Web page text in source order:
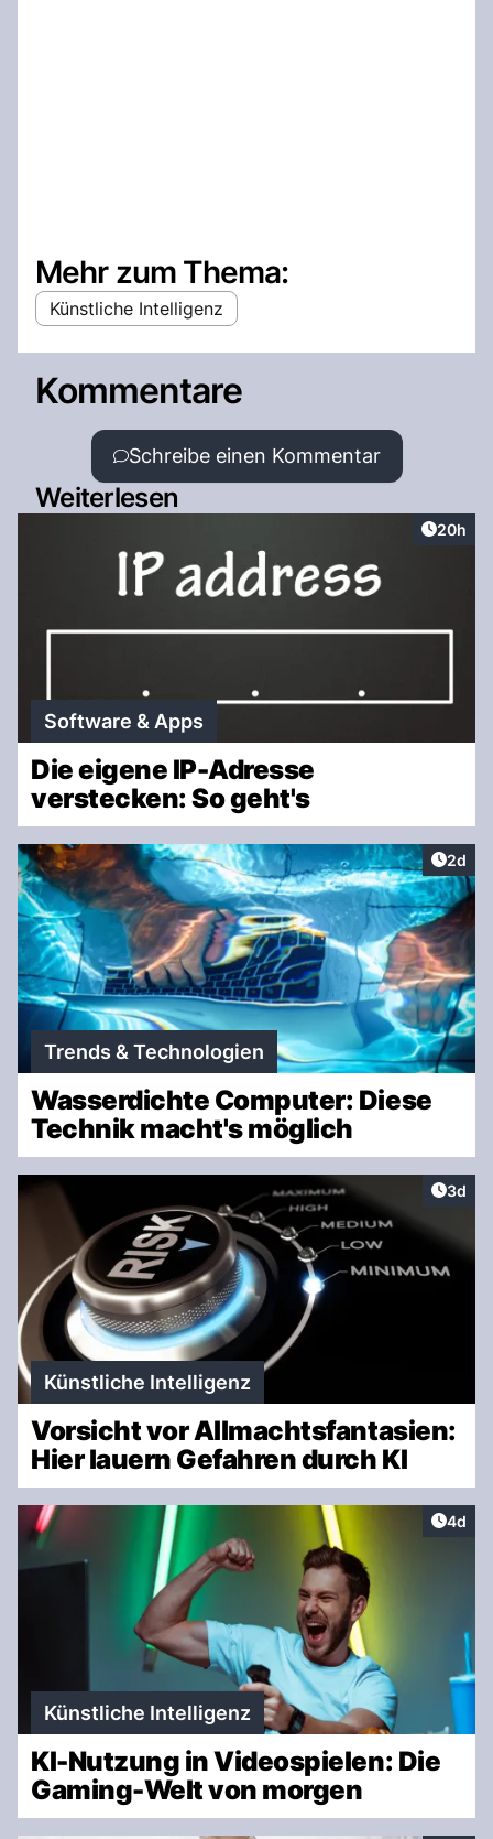
Mehr zum Thema:
Künstliche Intelligenz
Kommentare
Schreibe einen Kommentar
Weiterlesen
Artikel
20h
Software & Apps
Die eigene IP-Adresse
verstecken: So geht's
2d
Trends & Technologien
Wasserdichte Computer: Diese
Technik macht's möglich
3d
Künstliche Intelligenz
Vorsicht vor Allmachtsfantasien:
Hier lauern Gefahren durch KI
4d
Künstliche Intelligenz
KI-Nutzung in Videospielen: Die
Gaming-Welt von morgen